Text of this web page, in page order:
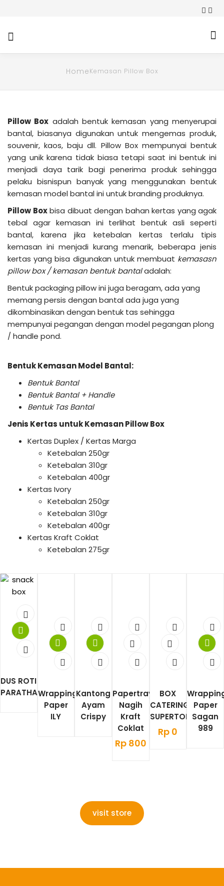
HomeKemasan Pillow Box
Pillow Box adalah bentuk kemasan yang menyerupai
bantal, biasanya digunakan untuk mengemas produk,
souvenir, kaos, baju dll. Pillow Box mempunyai bentuk
yang unik karena tidak biasa tetapi saat ini bentuk ini
menjadi daya tarik bagi penerima produk sehingga
pelaku bisnispun banyak yang menggunakan bentuk
kemasan model bantal ini untuk branding produknya.
Pillow Boxbisa dibuat dengan bahan kertas yang agak
tebal agar kemasan ini terlihat bentuk asli seperti
bantal, karena jika ketebalan kertas terlalu tipis
kemasan ini menjadi kurang menarik, beberapa jenis
kertas yang bisa digunakan untuk membuat kemasasn
pillow box / kemasan bentuk bantaladalah:
Bentuk packaging pillow ini juga beragam, ada yang
memang persis dengan bantal ada juga yang
dikombinasikan dengan bentuk tas sehingga
mempunyai pegangan dengan model pegangan plong
/ handle pond.
Bentuk Kemasan Model Bantal:
Bentuk Bantal
Bentuk Bantal + Handle
Bentuk Tas Bantal
Jenis Kertas untuk Kemasan Pillow Box
Kertas Duplex / Kertas Marga
Ketebalan 250gr
Ketebalan 310gr
Ketebalan 400gr
Kertas Ivory
Ketebalan 250gr
Ketebalan 310gr
Ketebalan 400gr
Kertas Kraft Coklat
Ketebalan 275gr
DUS ROTI
PARATHAWrapping
Paper
ILY
Kantong
Ayam
Crispy
Papertray
Nagih
Kraft
Coklat
Rp800
BOX
CATERING
SUPERTOP
Rp 0
Paper
Sagan
989
visit store